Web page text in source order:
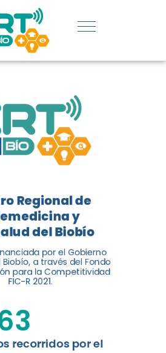
CRT
Regional de
y Telesalud del
el balance de
acercando la salud
habitantes...
Regional de
y
del Biobío
por el Gobierno
Biobío, a través del Fondo
para la Competitividad
FIC-R 2021.
recorridos por el